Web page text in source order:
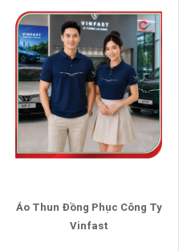
Áo Thun Đồng Phục Công Ty
Vinfast